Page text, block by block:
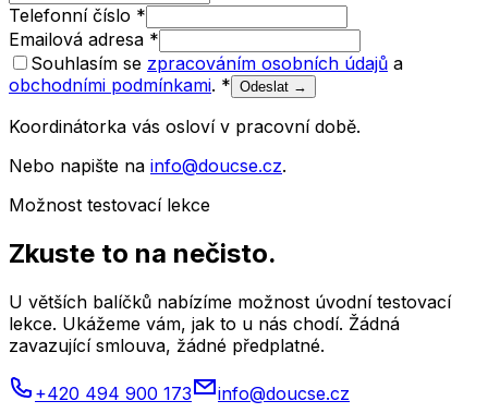
Telefonní číslo *
Emailová adresa *
Souhlasím se zpracováním osobních údajů a
obchodními podmínkami. * Odeslat →
Koordinátorka vás osloví v pracovní době.
Nebo napište na info@doucse.cz.
Možnost testovací lekce
Zkuste to na nečisto.
U větších balíčků nabízíme možnost úvodní testovací
lekce. Ukážeme vám, jak to u nás chodí. Žádná
zavazující smlouva, žádné předplatné.
+420 494 900 173
info@doucse.cz